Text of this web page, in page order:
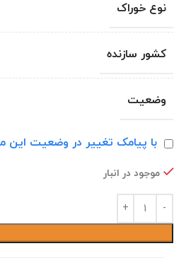
نوع خوراک
کشور سازنده
وضعیت
با پیامک تغییر در وضعیت این
موجود در انبار